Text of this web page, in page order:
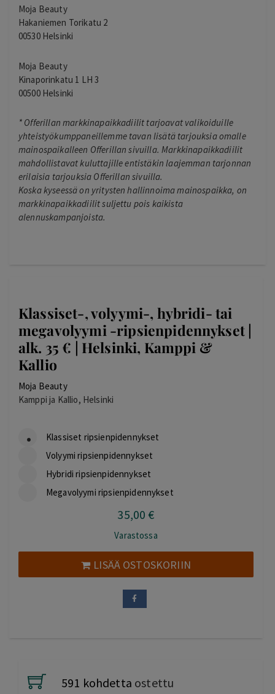
Moja Beauty
Hakaniemen Torikatu 2
00530 Helsinki
Moja Beauty
Kinaporinkatu 1 LH 3
00500 Helsinki
* Offerillan markkinapaikkadiilit tarjoavat valikoiduille
yhteistyökumppaneillemme tavan lisätä tarjouksia omalle
mainospaikalleen Offerillan sivuilla. Markkinapaikkadiilit
mahdollistavat kuluttajille entistäkin laajemman tarjonnan
erilaisia tarjouksia Offerillan sivuilla.
Koska kyseessä on yritysten hallinnoima mainospaikka, on
markkinapaikkadiilit suljettu pois kaikista
alennuskampanjoista.
Klassiset-, volyymi-, hybridi- tai
megavolyymi -ripsienpidennykset |
alk. 35 € | Helsinki, Kamppi &
Kallio
Moja Beauty
Kamppi ja Kallio, Helsinki
Klassiset ripsienpidennykset
Volyymi ripsienpidennykset
Hybridi ripsienpidennykset
Megavolyymi ripsienpidennykset
35,00 €
Varastossa
LISÄÄ OSTOSKORIIN
591 kohdetta ostettu